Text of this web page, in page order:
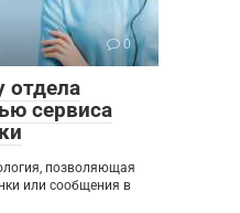
0
отдела
сервиса
позволяющая
или сообщения в